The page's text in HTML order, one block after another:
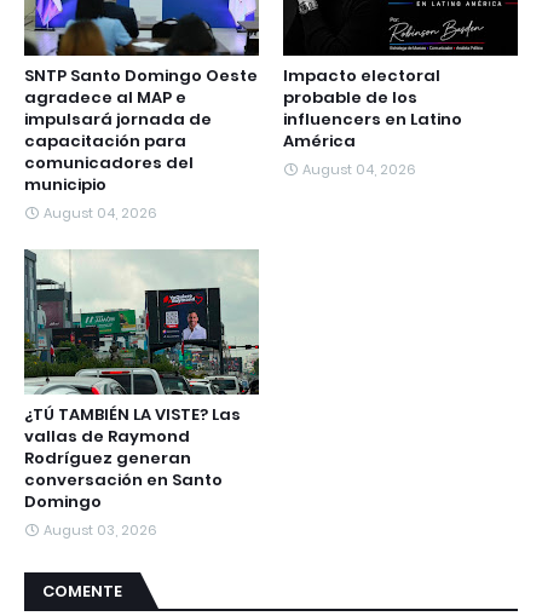
SNTP Santo Domingo Oeste
agradece al MAP e
impulsará jornada de
capacitación para
comunicadores del
municipio
August 04, 2026
Impacto electoral
probable de los
influencers en Latino
América
August 04, 2026
¿TÚ TAMBIÉN LA VISTE? Las
vallas de Raymond
Rodríguez generan
conversación en Santo
Domingo
August 03, 2026
COMENTE